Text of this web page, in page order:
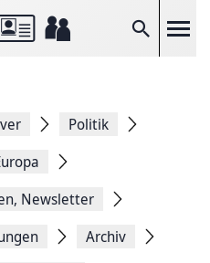
Suche
Politik
Newsletter
Archiv